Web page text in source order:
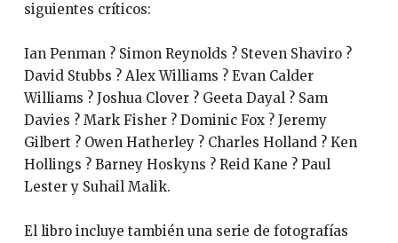
siguientes críticos:
Ian Penman ? Simon Reynolds ? Steven Shaviro ?
David Stubbs ? Alex Williams ? Evan Calder
Williams ? Joshua Clover ? Geeta Dayal ? Sam
Davies ? Mark Fisher ? Dominic Fox ? Jeremy
Gilbert ? Owen Hatherley ? Charles Holland ? Ken
Hollings ? Barney Hoskyns ? Reid Kane ? Paul
Lester y Suhail Malik.
El libro incluye también una serie de fotografías